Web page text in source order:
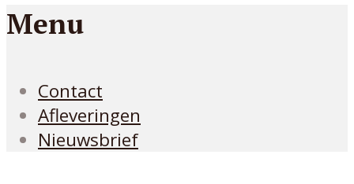
Menu
Contact
Afleveringen
Nieuwsbrief